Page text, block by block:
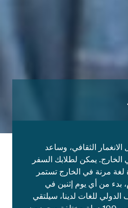
الثقافي، وساعد
يمكن لطلابك السفر
مرنة في الخارج تستمر
من أي يوم إثنين في
للغات لدينا، سيلتقي